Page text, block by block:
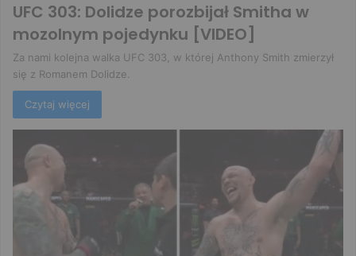
UFC 303: Dolidze porozbijał Smitha w
mozolnym pojedynku [VIDEO]
Za nami kolejna walka UFC 303, w której Anthony Smith zmierzył
się z Romanem Dolidze.
Czytaj więcej